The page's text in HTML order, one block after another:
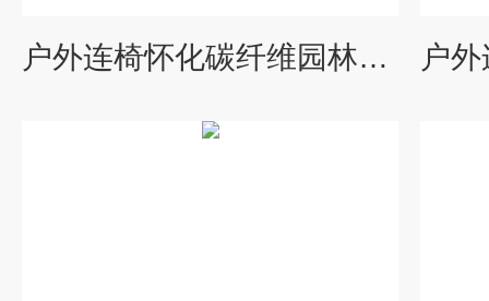
户外连椅怀化碳纤维园林椅 景观公园椅定做价格 园林桌椅